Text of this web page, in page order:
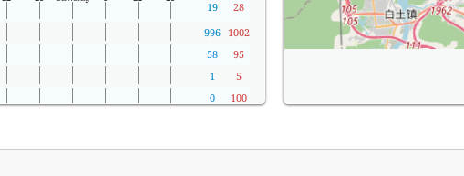
19
28
996
1002
58
95
1
5
0 100